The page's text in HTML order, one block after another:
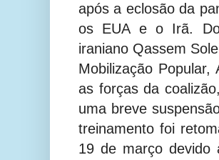
após a eclosão da
os EUA e o Irã.
iraniano Qassem
Mobilização
as forças da
uma breve
treinamento foi
19 de março devido